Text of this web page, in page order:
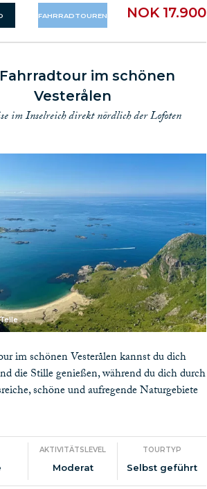
FAHRRADTOUREN NOK 17.900
im schönen
Vesterålen
im Inselreich direkt nördlich der Lofoten
im schönen Vesterålen kannst du dich
die Stille genießen, während du dich durch
schöne und aufregende Naturgebiete
AKTIVITÄTSLEVEL
Moderat
TOURTYP
Selbst geführt